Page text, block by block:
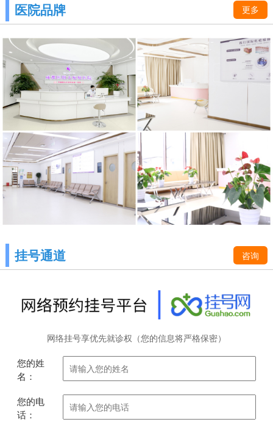
医院品牌 更多
挂号通道 咨询
网络挂号享优先就诊权（您的信息将严格保密）
您的姓
名：
您的电
话：